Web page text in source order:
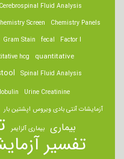
Cerebrospinal Fluid Analysis
Chemistry Panels
Screen
Factor I
fecal
Gram Stain
quantitative
hcg
Spinal Fluid Analysis
Urine Creatinine
آزمایشات آنتی بادی ویروس اپشتین بار
بیماری بیماری آلزایمر
تفسیر